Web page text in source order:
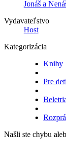
Jonáš a
Vydavateľstvo
Host
Kategorizácia
Knihy
Pre
Našli ste chybu